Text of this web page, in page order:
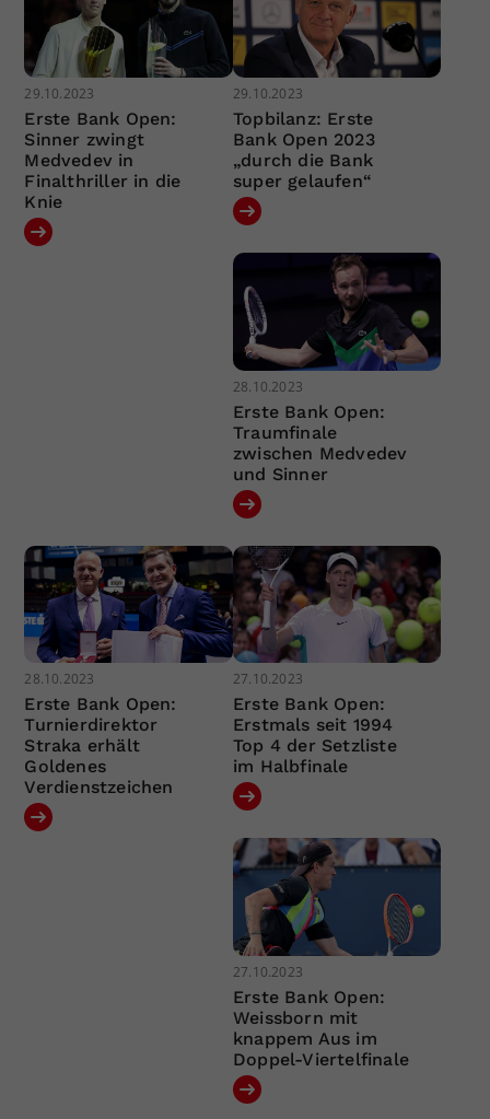
29.10.2023
Erste Bank Open:
Sinner zwingt
Medvedev in
Finalthriller in die
Knie
29.10.2023
Topbilanz: Erste
Bank Open 2023
„durch die Bank
super gelaufen“
28.10.2023
Erste Bank Open:
Traumfinale
zwischen Medvedev
und Sinner
28.10.2023
Erste Bank Open:
Turnierdirektor
Straka erhält
Goldenes
Verdienstzeichen
27.10.2023
Erste Bank Open:
Erstmals seit 1994
Top 4 der Setzliste
im Halbfinale
27.10.2023
Erste Bank Open:
Weissborn mit
knappem Aus im
Doppel-Viertelfinale